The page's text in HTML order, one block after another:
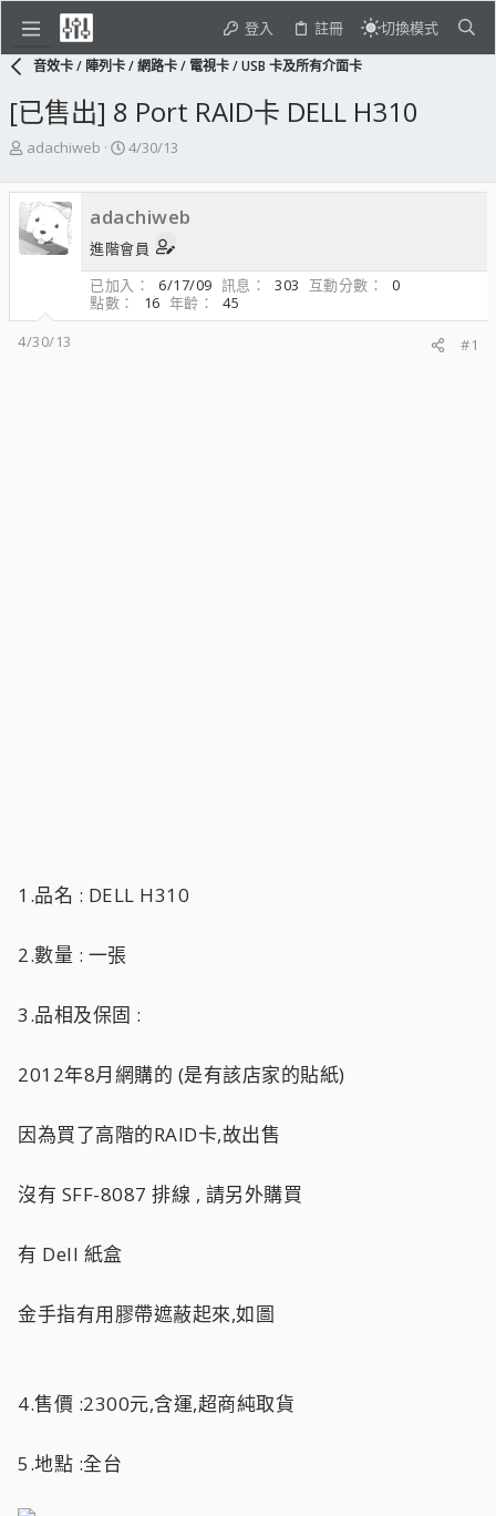
登入 註冊 切換模式
音效卡 / 陣列卡 / 網路卡 / 電視卡 / USB 卡及所有介面卡
[已售出] 8 Port RAID卡 DELL H310
主
發
起
人
adachiweb
開
日
期
4/30/13
adachiweb
進階會員
已加入
6/17/09 訊息 303 互動分數
0
點數
16 年齡
45
4/30/13
#1
1.品名 : DELL H310
2.數量 : 一張
3.品相及保固 :
2012年8月網購的 (是有該店家的貼紙)
因為買了高階的RAID卡,故出售
沒有 SFF-8087 排線 , 請另外購買
有 Dell 紙盒
金手指有用膠帶遮蔽起來,如圖
4.售價 :2300元,含運,超商純取貨
5.地點 :全台